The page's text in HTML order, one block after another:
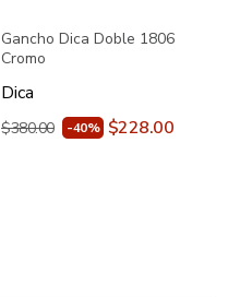
Gancho Dica Doble 1806
Cromo
Dica
$380.00 -40% $228.00